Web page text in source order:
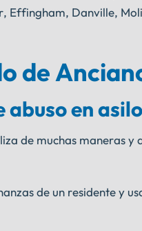
Effingham, Danville,
de
en
de muchas maneras y
de un residente y